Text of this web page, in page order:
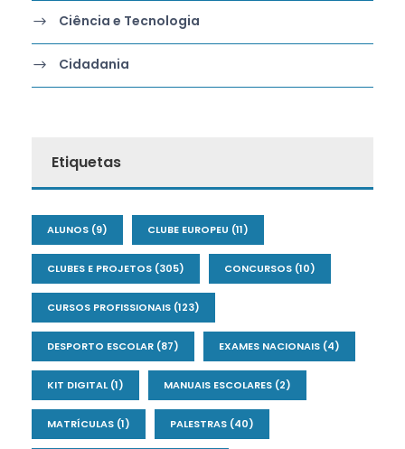
Ciência e Tecnologia
Cidadania
Etiquetas
ALUNOS (9) CLUBE EUROPEU (11)
CLUBES E PROJETOS (305) CONCURSOS (10)
CURSOS PROFISSIONAIS (123)
DESPORTO ESCOLAR (87) EXAMES NACIONAIS (4)
KIT DIGITAL(1) MANUAIS ESCOLARES (2)
MATRÍCULAS (1) PALESTRAS (40)